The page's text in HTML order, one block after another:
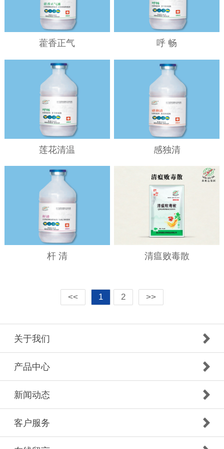
藿香正气 呼 畅
莲花清温 感独清
杆 清 清瘟败毒散
<< 1 2 >>
关于我们
产品中心
新闻动态
客户服务